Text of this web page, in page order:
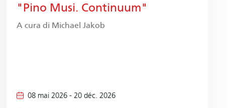
"Pino Musi. Continuum"
A cura di Michael Jakob
08 mai 2026- 20 déc. 2026